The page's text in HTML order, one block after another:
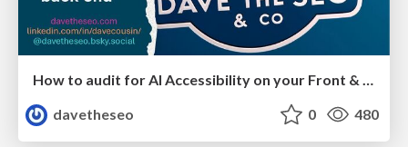
How to audit for AI Accessibility on your Front & Back End
davetheseo
0 480